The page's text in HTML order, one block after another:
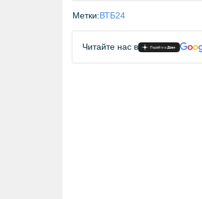
Метки:ВТБ24
Читайте нас в